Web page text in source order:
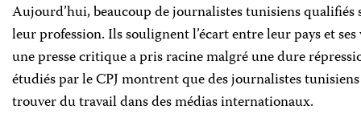
Aujourd’hui, beaucoup de journalistes tunisiens qualifiés
leur profession. Ils soulignent l’écart entre leur pays et
une presse critique a pris racine malgré une dure
étudiés par le CPJ montrent que des journalistes
trouver du travail dans des médias internationaux.